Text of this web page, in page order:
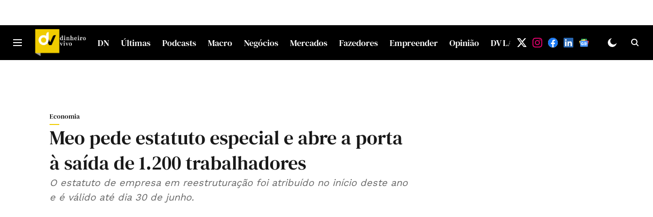
DN Últimas Podcasts Macro Negócios Mercados Fazedores Empreender Opinião DV LAB
Economia
Meo pede estatuto especial e abre a porta
à saída de 1.200 trabalhadores
O estatuto de empresa em reestruturação foi atribuído no início deste ano
e é válido até dia 30 de junho.